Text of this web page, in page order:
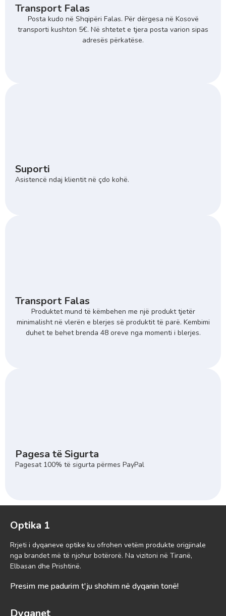
Transport Falas
Posta kudo në Shqipëri Falas. Për dërgesa në Kosovë
transporti kushton 5€. Në shtetet e tjera posta varion sipas
adresës përkatëse.
Suporti
Asistencë ndaj klientit në çdo kohë.
Transport Falas
Produktet mund të këmbehen me një produkt tjetër
minimalisht në vlerën e blerjes së produktit të parë. Kembimi
duhet te behet brenda 48 oreve nga momenti i blerjes.
Pagesa të Sigurta
Pagesat 100% të sigurta përmes PayPal
Optika 1
Rrjeti i dyqaneve optike ku ofrohen vetëm produkte origjinale
nga brandet më të njohur botërorë. Na vizitoni në Tiranë,
Elbasan dhe Prishtinë.
Presim me padurim t'ju shohim në dyqanin tonë!
Dyqanet